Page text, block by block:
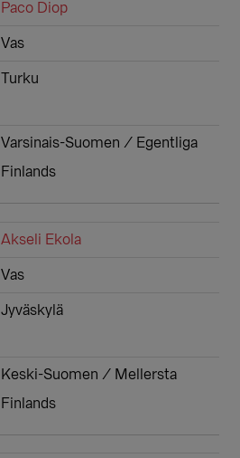
Paco Diop
Vas
Turku
Varsinais-Suomen / Egentliga
Finlands
Akseli Ekola
Vas
Jyväskylä
Keski-Suomen / Mellersta
Finlands